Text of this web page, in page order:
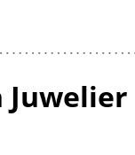
Juwelier